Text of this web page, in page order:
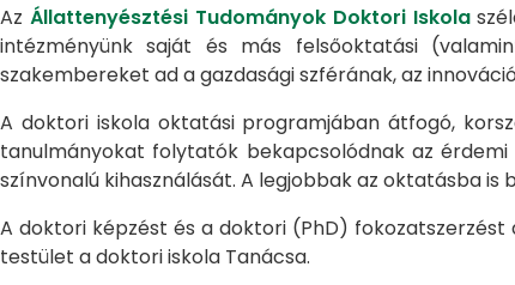
Az Állattenyésztési Tudományok Doktori Iskola
intézményünk saját és más felsőoktatási
szakembereket ad a gazdasági szférának, az
A doktori iskola oktatási programjában átfogó,
tanulmányokat folytatók bekapcsolódnak az
színvonalú kihasználását. A legjobbak az oktatásba
A doktori képzést és a doktori (PhD)
testület a doktori iskola Tanácsa.